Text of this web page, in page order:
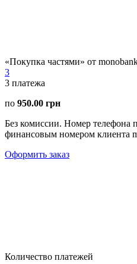
«Покупка частями» от
3
3 платежа
по 950.00 грн
Без комиссии. Номер телефона
финансовым номером клиента
Оформить заказ
Количество платежей